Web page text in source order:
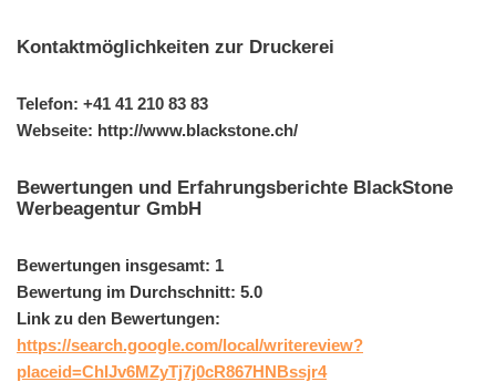
Kontaktmöglichkeiten zur Druckerei
Telefon: +41 41 210 83 83
Webseite: http://www.blackstone.ch/
Bewertungen und Erfahrungsberichte BlackStone
Werbeagentur GmbH
Bewertungen insgesamt: 1
Bewertung im Durchschnitt: 5.0
Link zu den Bewertungen:
https://search.google.com/local/writereview?
placeid=ChIJv6MZyTj7j0cR867HNBssjr4